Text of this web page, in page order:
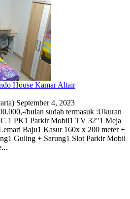
House Kamar Altair
September 4, 2023
bulan sudah termasuk :Ukuran
1 PK1 Parkir Mobil1 TV 32"1 Meja
Baju1 Kasur 160x x 200 meter +
Guling + Sarung1 Slot Parkir Mobil